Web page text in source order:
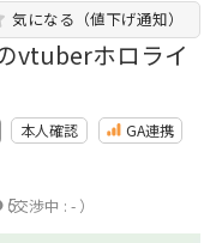
vtuberホロライ
気になる（値下げ通知）
本人確認
GA連携
5交渉中 : - ）